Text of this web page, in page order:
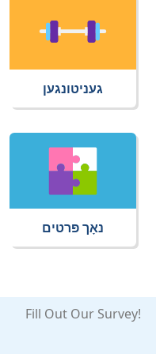
געניטונגען
נאָך פּרטים
Fill Out Our Survey!